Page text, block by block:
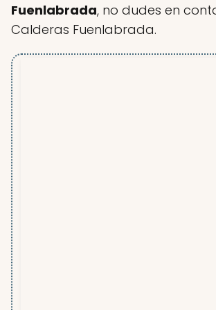
Fuenlabrada, no dudes en
Calderas Fuenlabrada.